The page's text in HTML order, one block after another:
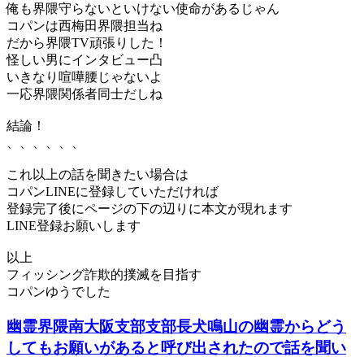
俺も界隈守らないといけない使命があるじゃん
コパンは西梅田界隈担当ね
だから界隈TV頑張りした！
怪しい男にインタビュー凸
いきなり喧嘩腰じゃないよ
一応界隈関係者同士だしね
結論！
これ以上の話を聞きたい場合は
コパンLINEに登録していただければ
登録完了後にページの下の辺りに本文が現れます
LINE登録お願いします
以上
フィッシング詐欺的撲滅を目指す
コパンゆうでした
幽霊界隈南大阪支部支部長犬鳴山の幽霊からどう
してもお願いがあると呼び出されたので話を聞い